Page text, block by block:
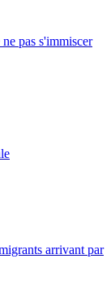
pas s'immiscer
arrivant par